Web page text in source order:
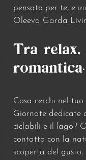
pensato per te, e
Oleeva Garda
Tra relax,
Cosa cerchi nel
Giornate dedicate
ciclabili e il lago?
contatto con la
scoperta del
Offerta